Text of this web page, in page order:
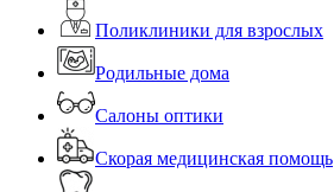
Поликлиники для взрослых
Родильные дома
Салоны оптики
Скорая медицинская помощь